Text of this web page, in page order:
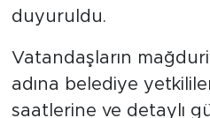
duyuruldu.
Vatandaşların
adına belediye
saatlerine ve detaylı